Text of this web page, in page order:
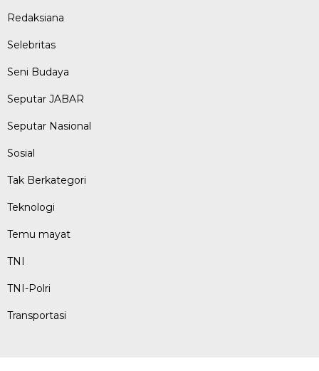
Redaksiana
Selebritas
Seni Budaya
Seputar JABAR
Seputar Nasional
Sosial
Tak Berkategori
Teknologi
Temu mayat
TNI
TNI-Polri
Transportasi